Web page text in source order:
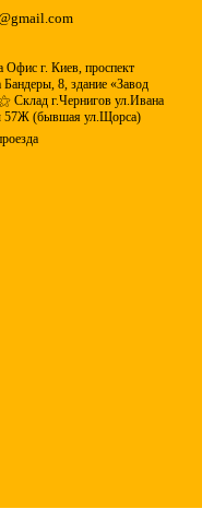
Офис г. Киев, проспект
Бандеры, 8, здание «Завод
57Ж (бывшая ул.Щорса)